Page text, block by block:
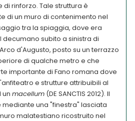
rinforzo. Tale struttura è
di un muro di contenimento nel
tra la spiaggia, dove era
subito a sinistra di
d'Augusto, posto su un terrazzo
di qualche metro e che
importante di Fano romana dove
e strutture attribuibili al
un macellum (DE SANCTIS 2012). Il
una "finestra" lasciata
malatestiano ricostruito nel